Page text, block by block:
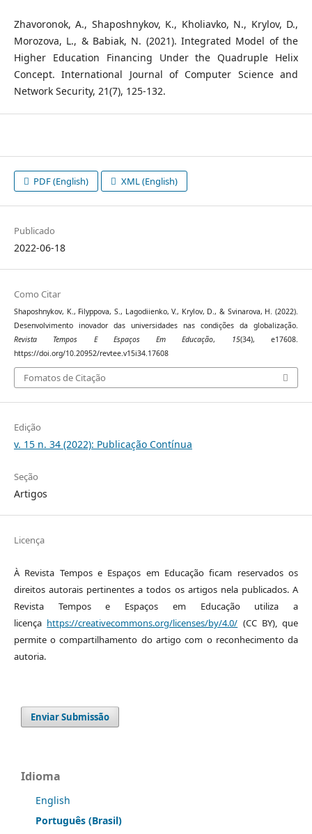
Zhavoronok, A., Shaposhnykov, K., Kholiavko, N., Krylov, D.,
Morozova, L., & Babiak, N. (2021). Integrated Model of the
Higher Education Financing Under the Quadruple Helix
Concept. International Journal of Computer Science and
Network Security, 21(7), 125-132.
PDF (English) XML (English)
Publicado
2022-06-18
Como Citar
Shaposhnykov, K., Filyppova, S., Lagodiienko, V., Krylov, D., & Svinarova, H. (2022).
Desenvolvimento inovador das universidades nas condições da globalização.
Revista Tempos E Espaços Em Educação, 15(34), e17608.
https://doi.org/10.20952/revtee.v15i34.17608
Fomatos de Citação
Edição
v. 15 n. 34 (2022): Publicação Contínua
Seção
Artigos
Licença
À Revista Tempos e Espaços em Educação ficam reservados os
direitos autorais pertinentes a todos os artigos nela publicados. A
Revista Tempos e Espaços em Educação utiliza a
licença https://creativecommons.org/licenses/by/4.0/ (CC BY), que
permite o compartilhamento do artigo com o reconhecimento da
autoria.
Enviar Submissão
Idioma
English
Português (Brasil)